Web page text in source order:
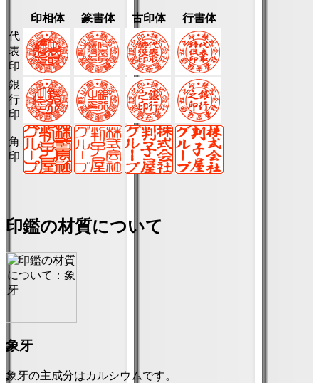
印相体 篆書体 古印体
行書体
代
表
印
銀
行
印
角
印
印鑑の材質について
象牙
象牙の主成分はカルシウムです。